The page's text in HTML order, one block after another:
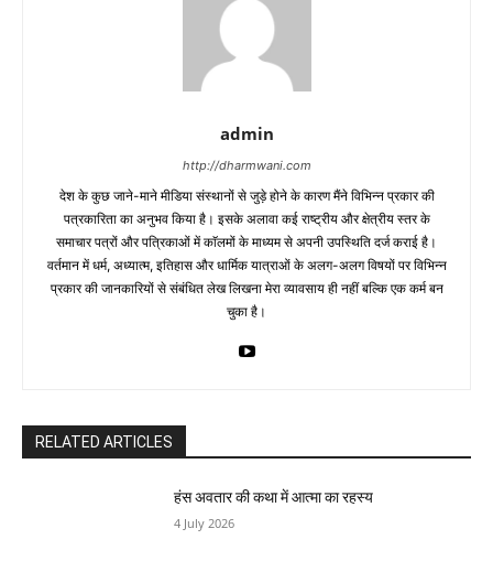
admin
http://dharmwani.com
देश के कुछ जाने-माने मीडिया संस्थानों से जुड़े होने के कारण मैंने विभिन्न प्रकार की
पत्रकारिता का अनुभव किया है। इसके अलावा कई राष्ट्रीय और क्षेत्रीय स्तर के
समाचार पत्रों और पत्रिकाओं में काॅलमों के माध्यम से अपनी उपस्थिति दर्ज कराई है।
वर्तमान में धर्म, अध्यात्म, इतिहास और धार्मिक यात्राओं के अलग-अलग विषयों पर विभिन्न
प्रकार की जानकारियों से संबंधित लेख लिखना मेरा व्यावसाय ही नहीं बल्कि एक कर्म बन
चुका है।
RELATED ARTICLES
हंस अवतार की कथा में आत्मा का रहस्य
4 July 2026